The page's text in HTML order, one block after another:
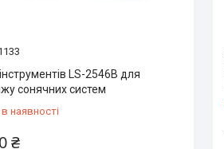
LS-2546B для
сонячних систем
наявності
₴